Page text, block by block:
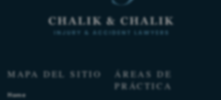
MAPA DEL SITIO
Home
ÁREAS DE
PRÁCTICA